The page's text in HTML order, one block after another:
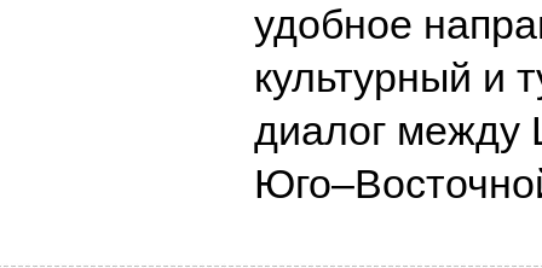
удобное
культурный и
диалог между